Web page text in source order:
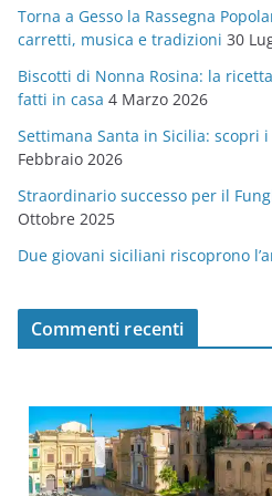
o
r
i
e
Torna a Gesso la Rassegna
carretti, musica e tradizioni 30
Biscotti di Nonna Rosina: la
fatti in casa 4 Marzo 2026
Settimana Santa in Sicilia: scopri
Febbraio 2026
Straordinario successo per il
Ottobre 2025
Due giovani siciliani riscoprono
Commenti recenti